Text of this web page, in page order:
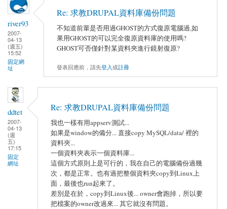
river93
2007-
04-13
(週五)
15:52
固定網
址
Re: 求教DRUPAL資料庫備份問題
不知道前輩是否用過GHOST的方式復原電腦過,如
果用GHOST的可以完全復原資料庫的使用嗎?
GHOST可否僅針對某資料夾進行鏡射復原?
發表回應前，請先登入或註冊
ddtet
2007-
04-13
(週
五)
17:15
固定
網址
Re: 求教DRUPAL資料庫備份問題
我也一樣有用appserv測試...
如果是window的備分... 直接copy MySQL/data/ 裡的
資料夾...
一個資料夾表示一個資料庫...
這個方式原則上是可行的，我在自己的電腦備份過幾
次，都是正常。也有過把整個資料夾copy到Linux上
面，最後也run起來了。
差別是在於，copy到Linux後... owner會跑掉，所以要
把檔案的owner改過來... 其它就沒有問題。